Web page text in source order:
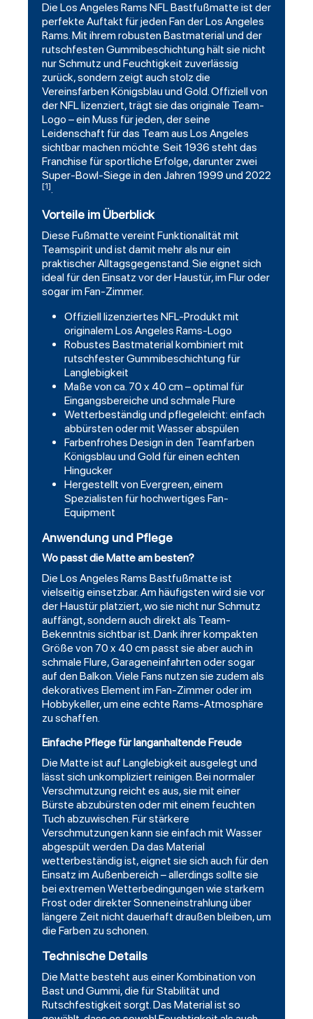
Die Los Angeles Rams NFL Bastfußmatte ist der
perfekte Auftakt für jeden Fan der Los Angeles
Rams. Mit ihrem robusten Bastmaterial und der
rutschfesten Gummibeschichtung hält sie nicht
nur Schmutz und Feuchtigkeit zuverlässig
zurück, sondern zeigt auch stolz die
Vereinsfarben Königsblau und Gold. Offiziell von
der NFL lizenziert, trägt sie das originale Team-
Logo – ein Muss für jeden, der seine
Leidenschaft für das Team aus Los Angeles
sichtbar machen möchte. Seit 1936 steht das
Franchise für sportliche Erfolge, darunter zwei
Super-Bowl-Siege in den Jahren 1999 und 2022
[1].
Vorteile im Überblick
Diese Fußmatte vereint Funktionalität mit
Teamspirit und ist damit mehr als nur ein
praktischer Alltagsgegenstand. Sie eignet sich
ideal für den Einsatz vor der Haustür, im Flur oder
sogar im Fan-Zimmer.
Offiziell lizenziertes NFL-Produkt mit
originalem Los Angeles Rams-Logo
Robustes Bastmaterial kombiniert mit
rutschfester Gummibeschichtung für
Langlebigkeit
Maße von ca. 70 x 40 cm – optimal für
Eingangsbereiche und schmale Flure
Wetterbeständig und pflegeleicht: einfach
abbürsten oder mit Wasser abspülen
Farbenfrohes Design in den Teamfarben
Königsblau und Gold für einen echten
Hingucker
Hergestellt von Evergreen, einem
Spezialisten für hochwertiges Fan-
Equipment
Anwendung und Pflege
Wo passt die Matte am besten?
Die Los Angeles Rams Bastfußmatte ist
vielseitig einsetzbar. Am häufigsten wird sie vor
der Haustür platziert, wo sie nicht nur Schmutz
auffängt, sondern auch direkt als Team-
Bekenntnis sichtbar ist. Dank ihrer kompakten
Größe von 70 x 40 cm passt sie aber auch in
schmale Flure, Garageneinfahrten oder sogar
auf den Balkon. Viele Fans nutzen sie zudem als
dekoratives Element im Fan-Zimmer oder im
Hobbykeller, um eine echte Rams-Atmosphäre
zu schaffen.
Einfache Pflege für langanhaltende Freude
Die Matte ist auf Langlebigkeit ausgelegt und
lässt sich unkompliziert reinigen. Bei normaler
Verschmutzung reicht es aus, sie mit einer
Bürste abzubürsten oder mit einem feuchten
Tuch abzuwischen. Für stärkere
Verschmutzungen kann sie einfach mit Wasser
abgespült werden. Da das Material
wetterbeständig ist, eignet sie sich auch für den
Einsatz im Außenbereich – allerdings sollte sie
bei extremen Wetterbedingungen wie starkem
Frost oder direkter Sonneneinstrahlung über
längere Zeit nicht dauerhaft draußen bleiben, um
die Farben zu schonen.
Technische Details
Die Matte besteht aus einer Kombination von
Bast und Gummi, die für Stabilität und
Rutschfestigkeit sorgt. Das Material ist so